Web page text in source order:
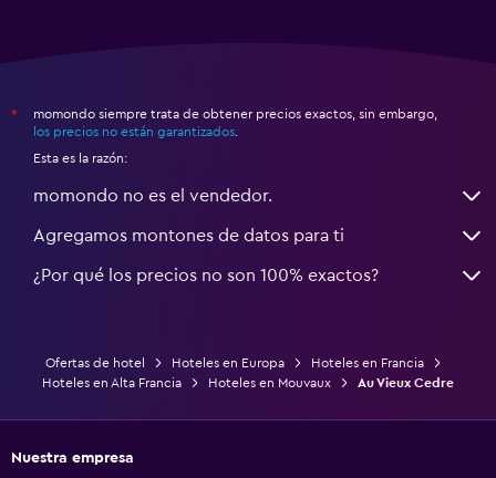
*
momondo siempre trata de obtener precios exactos, sin embargo,
los precios no están garantizados
Esta es la razón:
momondo no es el vendedor.
Agregamos montones de datos para ti
¿Por qué los precios no son 100% exactos?
Ofertas de hotel Hoteles en Europa
Hoteles en Francia
Hoteles en Alta Francia
Hoteles en Mouvaux Au Vieux Cedre
Nuestra empresa